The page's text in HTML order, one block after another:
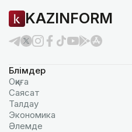
KAZINFORM
Бөлімдер
Оқиға
Саясат
Талдау
Экономика
Әлемде